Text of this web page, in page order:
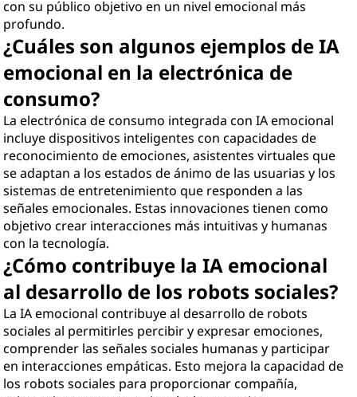
con su público objetivo en un nivel emocional más
profundo.
¿Cuáles son algunos ejemplos de IA
emocional en la electrónica de
consumo?
La electrónica de consumo integrada con IA emocional
incluye dispositivos inteligentes con capacidades de
reconocimiento de emociones, asistentes virtuales que
se adaptan a los estados de ánimo de las usuarias y los
sistemas de entretenimiento que responden a las
señales emocionales. Estas innovaciones tienen como
objetivo crear interacciones más intuitivas y humanas
con la tecnología.
¿Cómo contribuye la IA emocional
al desarrollo de los robots sociales?
La IA emocional contribuye al desarrollo de robots
sociales al permitirles percibir y expresar emociones,
comprender las señales sociales humanas y participar
en interacciones empáticas. Esto mejora la capacidad de
los robots sociales para proporcionar compañía,